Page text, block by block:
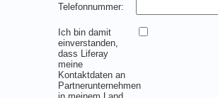
Telefonnummer:
Ich bin damit
einverstanden,
dass Liferay
meine
Kontaktdaten an
Partnerunternehmen